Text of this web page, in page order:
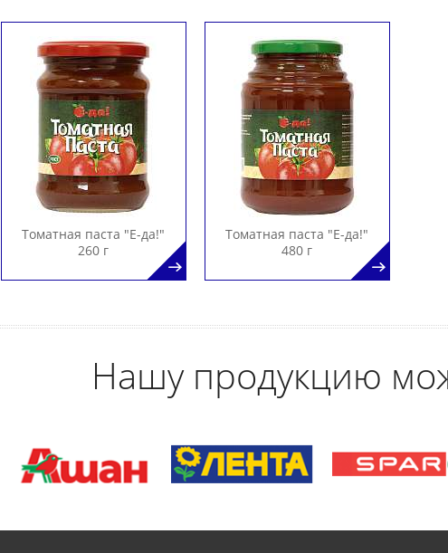
Томатная паста "Е-да!"
260 г
Томатная паста "Е-да!"
480 г
Нашу продукцию